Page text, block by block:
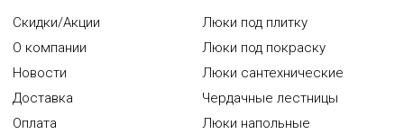
Скидки/Акции
О компании
Новости
Доставка
Оплата
Люки под плитку
Люки под покраску
Люки сантехнические
Чердачные лестницы
Люки напольные